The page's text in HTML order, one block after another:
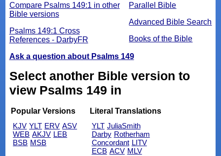
Parallel Bible
Advanced Bible Search
Books of the Bible
Compare Psalms 149:1 in other
Bible versions
Psalms 149:1 Cross
References - DarbyFR
Ask a question about Psalms 149
Select another Bible version to
view Psalms 149 in
Popular Versions
KJV YLT ERV ASV
WEB AKJV LEB
BSB MSB
Literal Translations
YLT JuliaSmith
Darby Rotherham
Concordant LITV
ECB ACV MLV